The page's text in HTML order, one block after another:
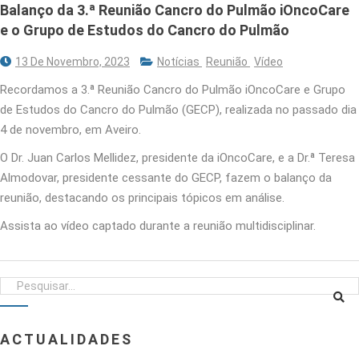
Balanço da 3.ª Reunião Cancro do Pulmão iOncoCare
e o Grupo de Estudos do Cancro do Pulmão
13 De Novembro, 2023 Notícias Reunião Vídeo
Recordamos a 3.ª Reunião Cancro do Pulmão iOncoCare e Grupo
de Estudos do Cancro do Pulmão (GECP), realizada no passado dia
4 de novembro, em Aveiro.
O Dr. Juan Carlos Mellidez, presidente da iOncoCare, e a Dr.ª Teresa
Almodovar, presidente cessante do GECP, fazem o balanço da
reunião, destacando os principais tópicos em análise.
Assista ao vídeo captado durante a reunião multidisciplinar.
ACTUALIDADES